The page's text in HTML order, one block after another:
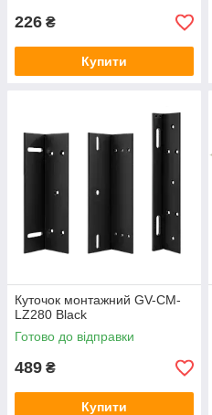
226 ₴
Купити
Куточок монтажний GV-CM-
LZ280 Black
Готово до відправки
489 ₴
Купити